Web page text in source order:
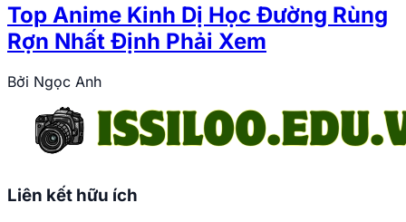
Top Anime Kinh Dị Học Đường Rùng
Rợn Nhất Định Phải Xem
Bởi Ngọc Anh
Liên kết hữu ích